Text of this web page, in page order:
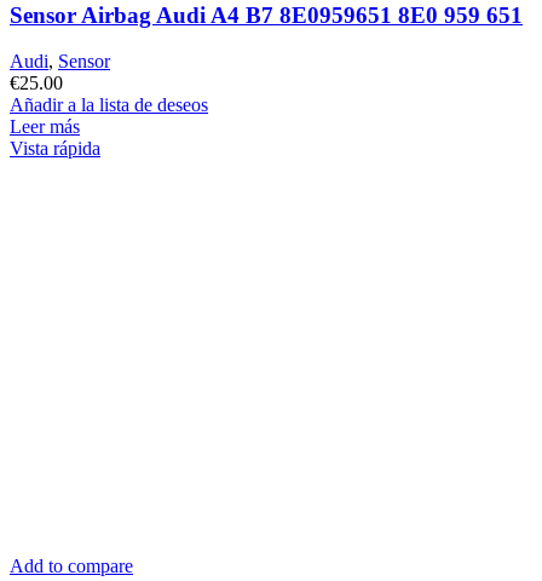
Sensor Airbag Audi A4 B7 8E0959651 8E0 959 651
Audi, Sensor
€25.00
Añadir a la lista de deseos
Leer más
Vista rápida
Add to compare